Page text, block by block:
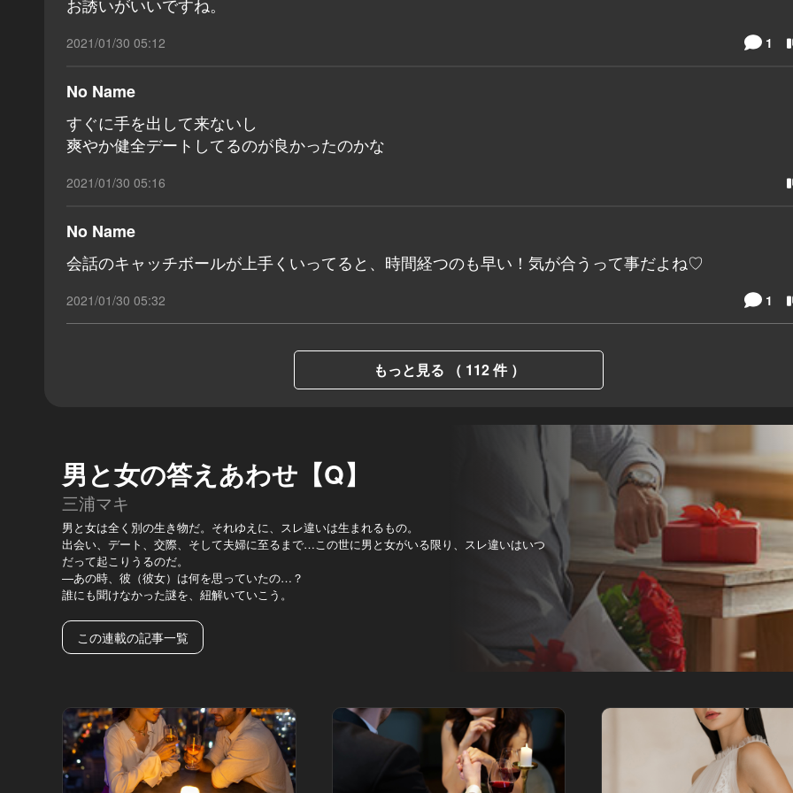
2021/01/30 05:12 1
No Name
すぐに手を出して来ないし
爽やか健全デートしてるのが良かったのかな
2021/01/30 05:16
No Name
会話のキャッチボールが上手くいってると、時間経つのも早い！気が合うって事だよね♡
2021/01/30 05:32 1
もっと見る （ 112 件 ）
男と女の答えあわせ【Q】
三浦マキ
男と女は全く別の生き物だ。それゆえに、スレ違いは生まれるもの。
出会い、デート、交際、そして夫婦に至るまで…この世に男と女がいる限り、スレ違いはいつ
だって起こりうるのだ。
—あの時、彼（彼女）は何を思っていたの…？
誰にも聞けなかった謎を、紐解いていこう。
この連載の記事一覧